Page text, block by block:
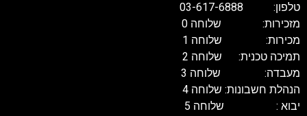
טלפון: 03-617-6888
מזכירות: שלוחה 0
מכירות: שלוחה 1
תמיכה טכנית: שלוחה 2
מעבדה: שלוחה 3
הנהלת חשבונות: שלוחה 4
יבוא : שלוחה 5